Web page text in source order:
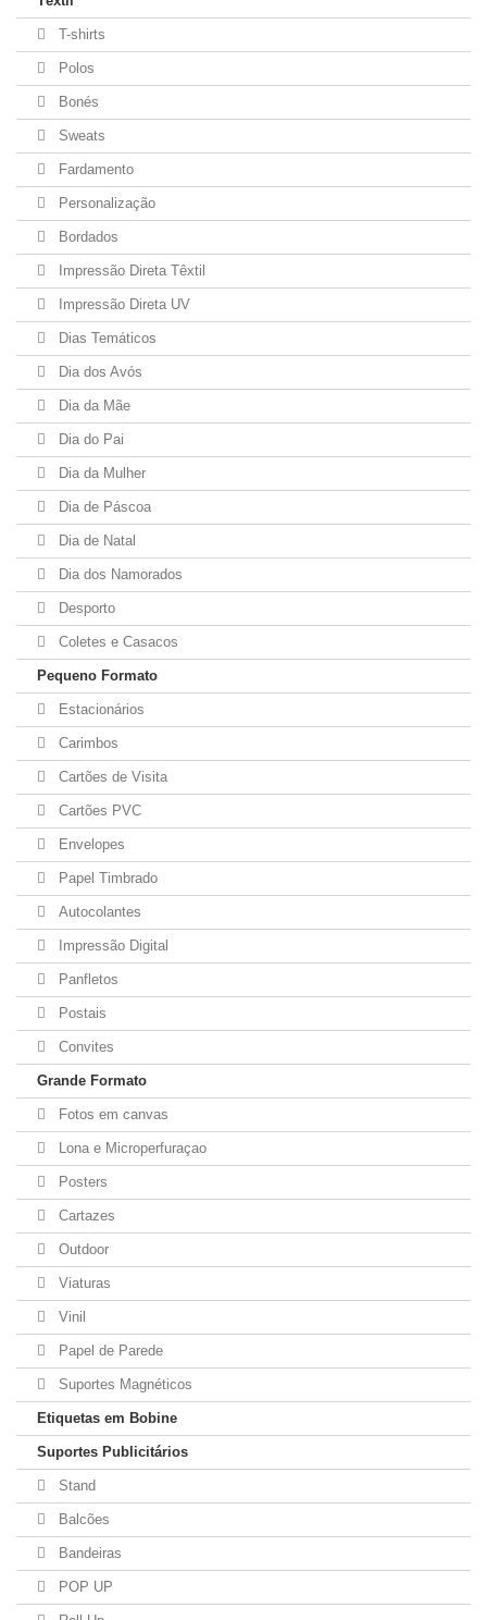
T-shirts
Polos
Bonés
Sweats
Fardamento
Personalização
Bordados
Impressão Direta Têxtil
Impressão Direta UV
Dias Temáticos
Dia dos Avós
Dia da Mãe
Dia do Pai
Dia da Mulher
Dia de Páscoa
Dia de Natal
Dia dos Namorados
Desporto
Coletes e Casacos
Pequeno Formato
Estacionários
Carimbos
Cartões de Visita
Cartões PVC
Envelopes
Papel Timbrado
Autocolantes
Impressão Digital
Panfletos
Postais
Convites
Grande Formato
Fotos em canvas
Lona e Microperfuraçao
Posters
Cartazes
Outdoor
Viaturas
Vinil
Papel de Parede
Suportes Magnéticos
Etiquetas em Bobine
Suportes Publicitários
Stand
Balcões
Bandeiras
POP UP